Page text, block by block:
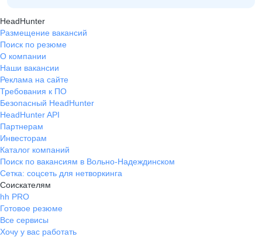
HeadHunter
Размещение вакансий
Поиск по резюме
О компании
Наши вакансии
Реклама на сайте
Требования к ПО
Безопасный HeadHunter
HeadHunter API
Партнерам
Инвесторам
Каталог компаний
Поиск по вакансиям в Вольно-Надеждинском
Сетка: соцсеть для нетворкинга
Соискателям
hh PRO
Готовое резюме
Все сервисы
Хочу у вас работать